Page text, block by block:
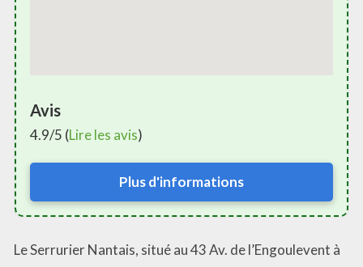
Avis
4.9/5 (Lire les avis)
Plus d'informations
Le Serrurier Nantais, situé au 43 Av. de l’Engoulevent à